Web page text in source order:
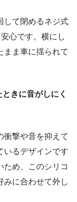
して閉めるネジ式
心です。横にし
まま車に揺られて
きに音がしにく
衝撃や音を抑えて
いるデザインです
ため、このシリコ
みに合わせて外し